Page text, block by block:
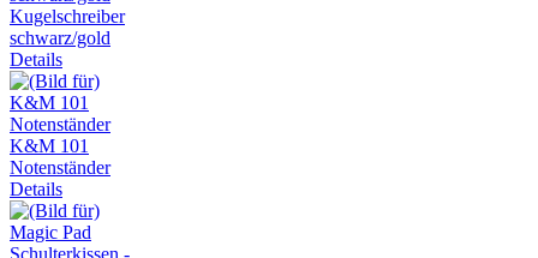
Kugelschreiber
schwarz/gold
Details
K&M 101
Notenständer
Details